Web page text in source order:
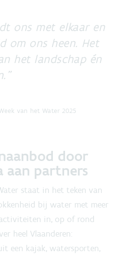
ons met elkaar en
om ons heen. Het
het landschap én
van het Water 2025
door
aan partners
staat in het teken van
bij water met meer
in, op of rond
heel Vlaanderen:
een kajak, watersporten,